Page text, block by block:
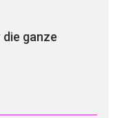
die ganze